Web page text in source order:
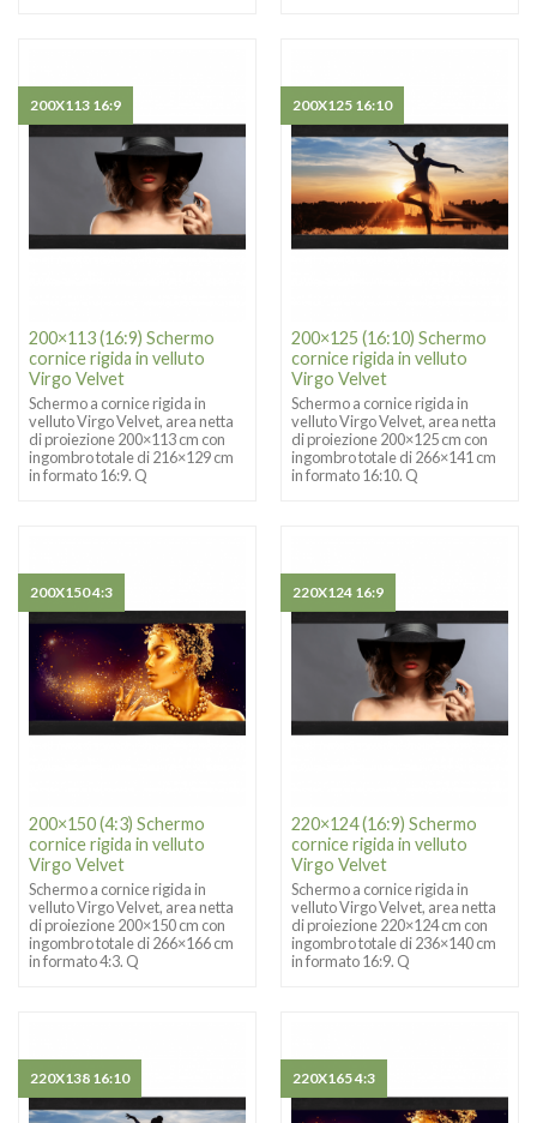
200×113 (16:9) Schermo
cornice rigida in velluto
Virgo Velvet
Schermo a cornice rigida in
velluto Virgo Velvet, area netta
di proiezione 200×113 cm con
ingombro totale di 216×129 cm
in formato 16:9. Q
200X113 16:9
200×125 (16:10) Schermo
cornice rigida in velluto
Virgo Velvet
Schermo a cornice rigida in
velluto Virgo Velvet, area netta
di proiezione 200×125 cm con
ingombro totale di 266×141 cm
in formato 16:10. Q
200X125 16:10
200×150 (4:3) Schermo
cornice rigida in velluto
Virgo Velvet
Schermo a cornice rigida in
velluto Virgo Velvet, area netta
di proiezione 200×150 cm con
ingombro totale di 266×166 cm
in formato 4:3. Q
200X150 4:3
220×124 (16:9) Schermo
cornice rigida in velluto
Virgo Velvet
Schermo a cornice rigida in
velluto Virgo Velvet, area netta
di proiezione 220×124 cm con
ingombro totale di 236×140 cm
in formato 16:9. Q
220X124 16:9
220X138 16:10 220X165 4:3